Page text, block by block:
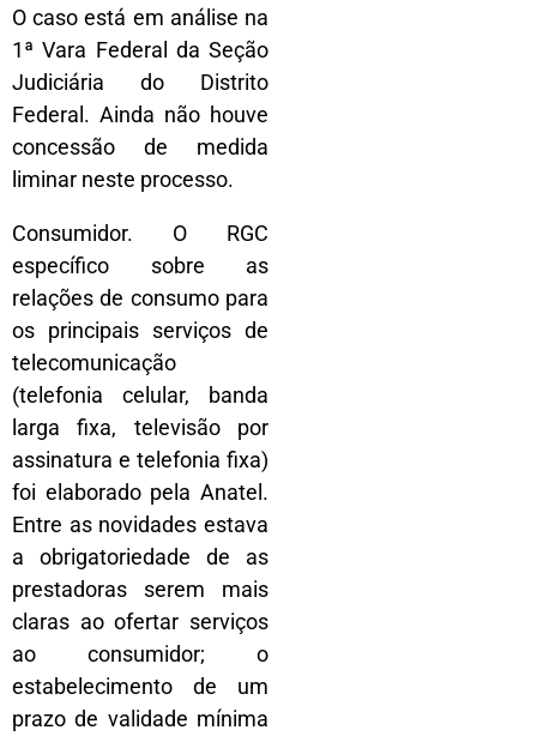
O caso está em análise na
1ª Vara Federal da Seção
Judiciária do Distrito
Federal. Ainda não houve
concessão de medida
liminar neste processo.
Consumidor. O RGC
específico sobre as
relações de consumo para
os principais serviços de
telecomunicação
(telefonia celular, banda
larga fixa, televisão por
assinatura e telefonia fixa)
foi elaborado pela Anatel.
Entre as novidades estava
a obrigatoriedade de as
prestadoras serem mais
claras ao ofertar serviços
ao consumidor; o
estabelecimento de um
prazo de validade mínima